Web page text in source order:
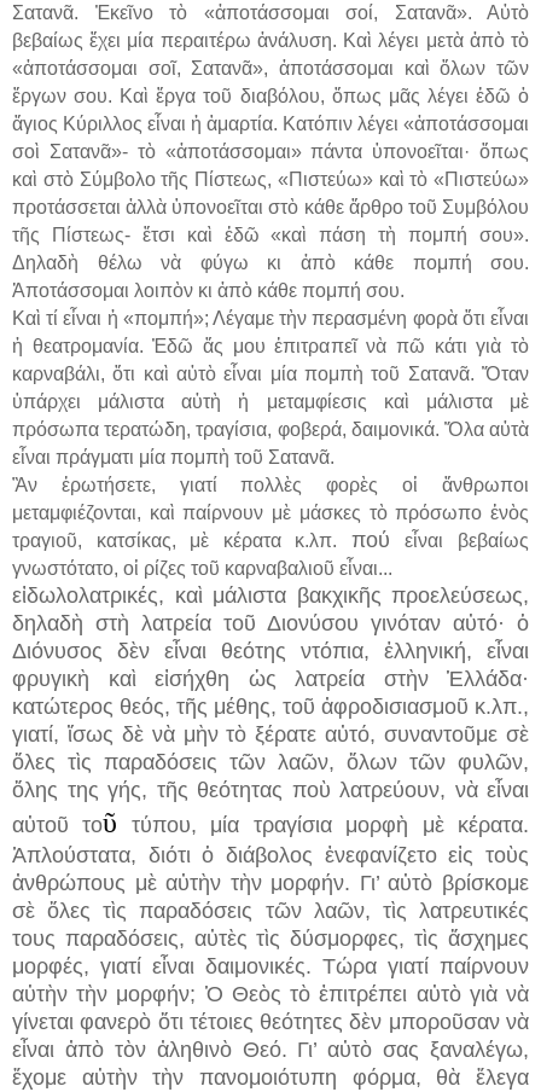
Σατανᾶ. Ἐκεῖνο τὸ «ἀποτάσσομαι σοί, Σατανᾶ». Αὐτὸ
βεβαίως ἔχει μία περαιτέρω ἀνάλυση. Καὶ λέγει μετὰ ἀπὸ τὸ
«ἀποτάσσομαι σοῖ, Σατανᾶ», ἀποτάσσομαι καὶ ὅλων τῶν
ἔργων σου. Καὶ ἔργα τοῦ διαβόλου, ὅπως μᾶς λέγει ἐδῶ ὁ
ἅγιος Κύριλλος εἶναι ἡ ἁμαρτία. Κατόπιν λέγει «ἀποτάσσομαι
σοὶ Σατανᾶ»- τὸ «ἀποτάσσομαι» πάντα ὑπονοεῖται· ὅπως
καὶ στὸ Σύμβολο τῆς Πίστεως, «Πιστεύω» καὶ τὸ «Πιστεύω»
προτάσσεται ἀλλὰ ὑπονοεῖται στὸ κάθε ἄρθρο τοῦ Συμβόλου
τῆς Πίστεως- ἔτσι καὶ ἐδῶ «καὶ πάση τὴ πομπή σου».
Δηλαδὴ θέλω νὰ φύγω κι ἀπὸ κάθε πομπή σου.
Ἀποτάσσομαι λοιπὸν κι ἀπὸ κάθε πομπή σου.
Καὶ τί εἶναι ἡ «πομπή»; Λέγαμε τὴν περασμένη φορὰ ὅτι εἶναι
ἡ θεατρομανία. Ἐδῶ ἄς μου ἐπιτραπεῖ νὰ πῶ κάτι γιὰ τὸ
καρναβάλι, ὅτι καὶ αὐτὸ εἶναι μία πομπὴ τοῦ Σατανᾶ. Ὅταν
ὑπάρχει μάλιστα αὐτὴ ἡ μεταμφίεσις καὶ μάλιστα μὲ
πρόσωπα τερατώδη, τραγίσια, φοβερά, δαιμονικά. Ὅλα αὐτὰ
εἶναι πράγματι μία πομπὴ τοῦ Σατανᾶ.
Ἂν ἐρωτήσετε, γιατί πολλὲς φορὲς οἱ ἄνθρωποι
μεταμφιέζονται, καὶ παίρνουν μὲ μάσκες τὸ πρόσωπο ἑνὸς
τραγιοῦ, κατσίκας, μὲ κέρατα κ.λπ. πούεἶναι βεβαίως
γνωστότατο, οἱ ρίζες τοῦ καρναβαλιοῦ εἶναι...
εἰδωλολατρικές, καὶ μάλιστα βακχικῆς προελεύσεως,
δηλαδὴ στὴ λατρεία τοῦ Διονύσου γινόταν αὐτό· ὁ
Διόνυσος δὲν εἶναι θεότης ντόπια, ἑλληνική, εἶναι
φρυγικὴ καὶ εἰσήχθη ὡς λατρεία στὴν Ἑλλάδα·
κατώτερος θεός, τῆς μέθης, τοῦ ἀφροδισιασμοῦ κ.λπ.,
γιατί, ἴσως δὲ νὰ μὴν τὸ ξέρατε αὐτό, συναντοῦμε σὲ
ὅλες τὶς παραδόσεις τῶν λαῶν, ὅλων τῶν φυλῶν,
ὅλης της γής, τῆς θεότητας ποὺ λατρεύουν, νὰ εἶναι
αὐτοῦ τοῦ τύπου, μία τραγίσια μορφὴ μὲ κέρατα.
Ἁπλούστατα, διότι ὁ διάβολος ἐνεφανίζετο εἰς τοὺς
ἀνθρώπους μὲ αὐτὴν τὴν μορφήν. Γι’ αὐτὸ βρίσκομε
σὲ ὅλες τὶς παραδόσεις τῶν λαῶν, τὶς λατρευτικές
τους παραδόσεις, αὐτὲς τὶς δύσμορφες, τὶς ἄσχημες
μορφές, γιατί εἶναι δαιμονικές. Τώρα γιατί παίρνουν
αὐτὴν τὴν μορφήν; Ὁ Θεὸς τὸ ἐπιτρέπει αὐτὸ γιὰ νὰ
γίνεται φανερὸ ὅτι τέτοιες θεότητες δὲν μποροῦσαν νὰ
εἶναι ἀπὸ τὸν ἀληθινὸ Θεό. Γι’ αὐτὸ σας ξαναλέγω,
ἔχομε αὐτὴν τὴν πανομοιότυπη φόρμα, θὰ ἔλεγα